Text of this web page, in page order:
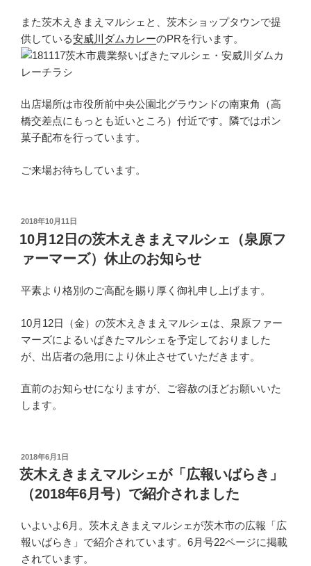
また茨木えきまえマルシェと、茨木ショップタウンで提
供している安威川ダムカレーのPRを行います。
出店場所は市役所前中央公園北グラウンドの南東角（高
橋交差点にもっとも近いところ）付近です。隣ではポン
菓子配布を行っています。
ご来場お待ちしています。
投
稿
日:
2018年10月11日
10月12日の茨木えきまえマルシェ（泉原フ
ァーマーズ）休止のお知らせ
平素より格別のご高配を賜り厚く御礼申し上げます。
10月12日（金）の茨木えきまえマルシェは、泉原ファー
マーズによるいばきたマルシェを予定しておりました
が、出店者の急用により休止させていただきます。
直前のお知らせになりますが、ご容赦のほどお願いいた
します。
投
稿
日:
2018年6月1日
茨木えきまえマルシェが「広報いばらき」
（2018年6月号）で紹介されました
いよいよ6月。茨木えきまえマルシェが茨木市の広報「広
報いばらき」で紹介されています。6月号22ページに掲載
されています。